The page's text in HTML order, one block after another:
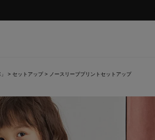
セットアップ ノースリーブプリントセットアップ